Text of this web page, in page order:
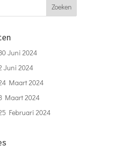
Juni 2024
Juni 2024
Maart 2024
Maart 2024
Februari 2024